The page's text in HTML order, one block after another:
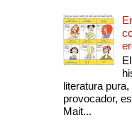
literatura
provocador,
Mait...